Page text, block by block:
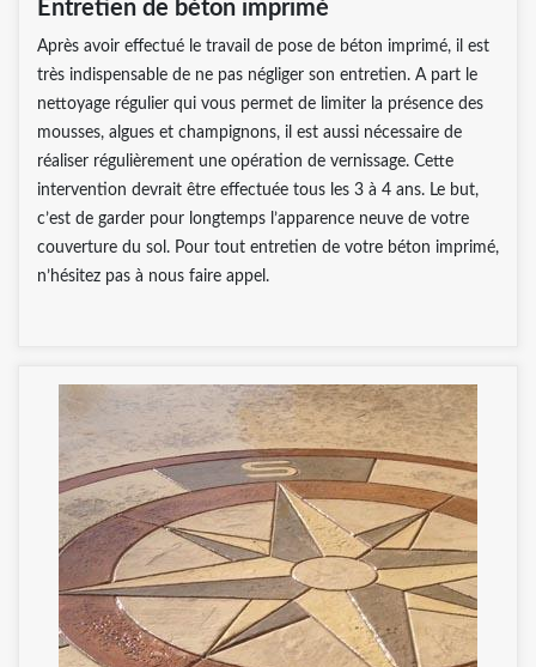
Entretien de béton imprimé
Après avoir effectué le travail de pose de béton imprimé, il est
très indispensable de ne pas négliger son entretien. A part le
nettoyage régulier qui vous permet de limiter la présence des
mousses, algues et champignons, il est aussi nécessaire de
réaliser régulièrement une opération de vernissage. Cette
intervention devrait être effectuée tous les 3 à 4 ans. Le but,
c’est de garder pour longtemps l’apparence neuve de votre
couverture du sol. Pour tout entretien de votre béton imprimé,
n’hésitez pas à nous faire appel.